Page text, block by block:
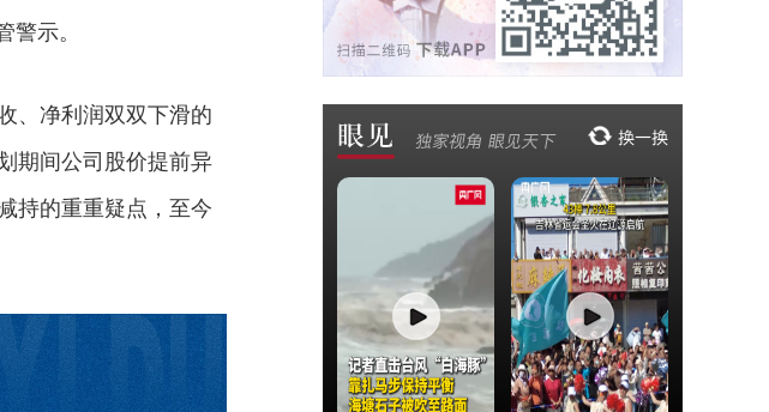
示。
、净利润双双下滑的
期间公司股价提前异
持的重重疑点，至今